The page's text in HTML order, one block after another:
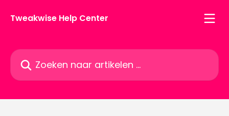
Tweakwise Help Center
Zoeken naar artikelen ...